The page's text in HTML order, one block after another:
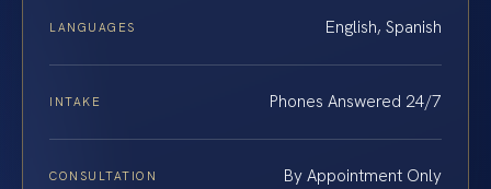
LANGUAGES English, Spanish
INTAKE Phones Answered 24/7
CONSULTATION By Appointment Only